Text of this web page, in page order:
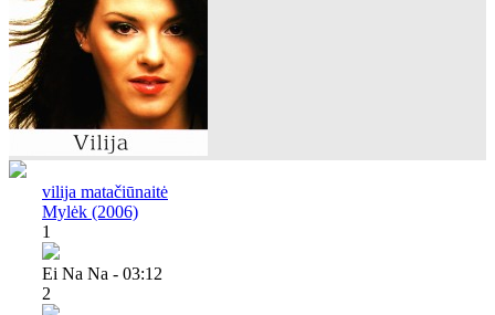
vilija matačiūnaitė
Mylėk (2006)
1
Ei Na Na - 03:12
2